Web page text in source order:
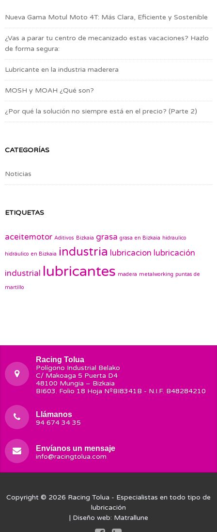
Nueva Gama Motul Moto 4T: Más Clara, Eficiente y Sostenible
¿Vas a parar tu centro de mecanizado estas vacaciones? Hazlo
de forma segura:
Lubricante en la industria maderera
MOSH y MOAH ¿Qué son?
¿Por qué la solución no siempre está en el precio? (Parte 2)
CATEGORÍAS
Noticias
ETIQUETAS
aceitemotor Aditivos Bizkaia grasa grasa en Bizkaia hidraulico
hidráulico en Bizkaia industria lubricacion lubricación
industrial lubricantes madera metalworking puntas de
martillo
Racing Tolua
Polígono Industrial Belako
C/ Makoaga 5 Puerta D4
48100 Mungia – Bizkaia
BI603. Folio 18 Hoja NºBI8341B - N.I.F. B48284210
Llámanos
94 674 34 35
Envíanos un mensaje
info@racingtolua.com
Copyright © 2026 Racing Tolua - Especialistas en todo tipo de
lubricación
| Diseño web: Matrallune